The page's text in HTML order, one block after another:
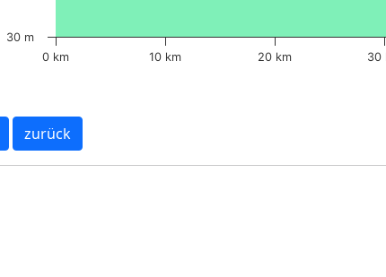
0 km 10 km 20 km 30
30 m
zurück